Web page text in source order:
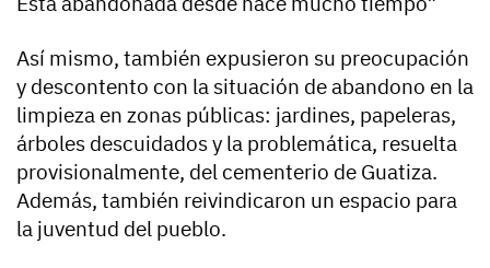
Así mismo, también expusieron su preocupación
y descontento con la situación de abandono en la
limpieza en zonas públicas: jardines, papeleras,
árboles descuidados y la problemática, resuelta
provisionalmente, del cementerio de Guatiza.
Además, también reivindicaron un espacio para
la juventud del pueblo.